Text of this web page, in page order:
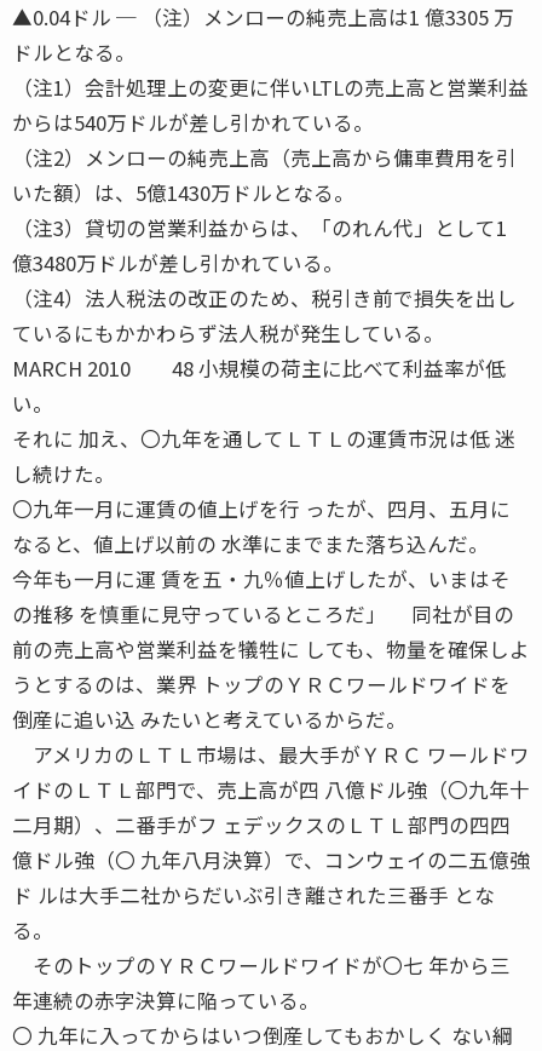
▲0.04ドル ─ （注）メンローの純売上高は1 億3305 万
ドルとなる。
（注1）会計処理上の変更に伴いLTLの売上高と営業利益
からは540万ドルが差し引かれている。
（注2）メンローの純売上高（売上高から傭車費用を引
いた額）は、5億1430万ドルとなる。
（注3）貸切の営業利益からは、「のれん代」として1
億3480万ドルが差し引かれている。
（注4）法人税法の改正のため、税引き前で損失を出し
ているにもかかわらず法人税が発生している。
MARCH 2010 48 小規模の荷主に比べて利益率が低
い。
それに 加え、〇九年を通してＬＴＬの運賃市況は低 迷
し続けた。
〇九年一月に運賃の値上げを行 ったが、四月、五月に
なると、値上げ以前の 水準にまでまた落ち込んだ。
今年も一月に運 賃を五・九％値上げしたが、いまはそ
の推移 を慎重に見守っているところだ」 同社が目の
前の売上高や営業利益を犠牲に しても、物量を確保しよ
うとするのは、業界 トップのＹＲＣワールドワイドを
倒産に追い込 みたいと考えているからだ。
アメリカのＬＴＬ市場は、最大手がＹＲＣ ワールドワ
イドのＬＴＬ部門で、売上高が四 八億ドル強（〇九年十
二月期）、二番手がフ ェデックスのＬＴＬ部門の四四
億ドル強（〇 九年八月決算）で、コンウェイの二五億強
ド ルは大手二社からだいぶ引き離された三番手 とな
る。
そのトップのＹＲＣワールドワイドが〇七 年から三
年連続の赤字決算に陥っている。
〇 九年に入ってからはいつ倒産してもおかしく ない綱